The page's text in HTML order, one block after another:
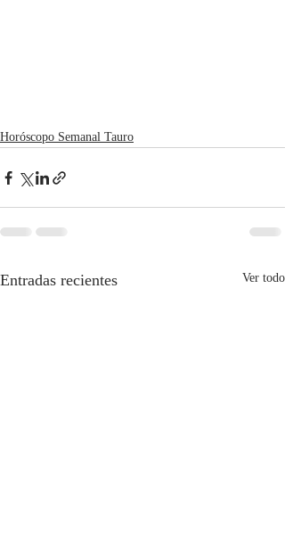
Horóscopo Semanal Tauro
Entradas recientes Ver todo